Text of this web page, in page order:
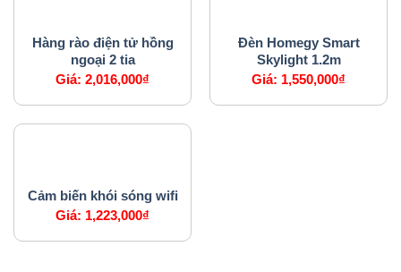
Hàng rào điện tử hồng
ngoại 2 tia
Giá:2,016,000₫
Đèn Homegy Smart
Skylight 1.2m
Giá: 1,550,000₫
Cảm biến khói sóng wifi
Giá: 1,223,000₫